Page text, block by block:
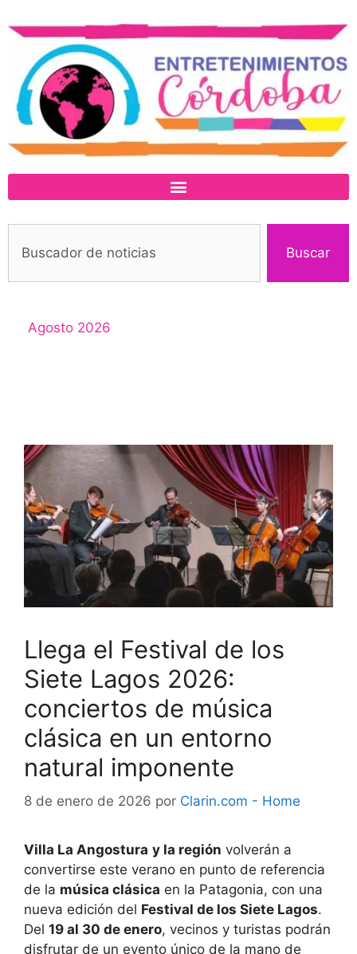
Buscar
Agosto 2026
Llega el Festival de los
Siete Lagos 2026:
conciertos de música
clásica en un entorno
natural imponente
8 de enero de 2026 por Clarin.com - Home
Villa La Angostura y la región volverán a
convertirse este verano en punto de referencia
de la música clásica en la Patagonia, con una
nueva edición del Festival de los Siete Lagos.
Del 19 al 30 de enero, vecinos y turistas podrán
disfrutar de un evento único de la mano de